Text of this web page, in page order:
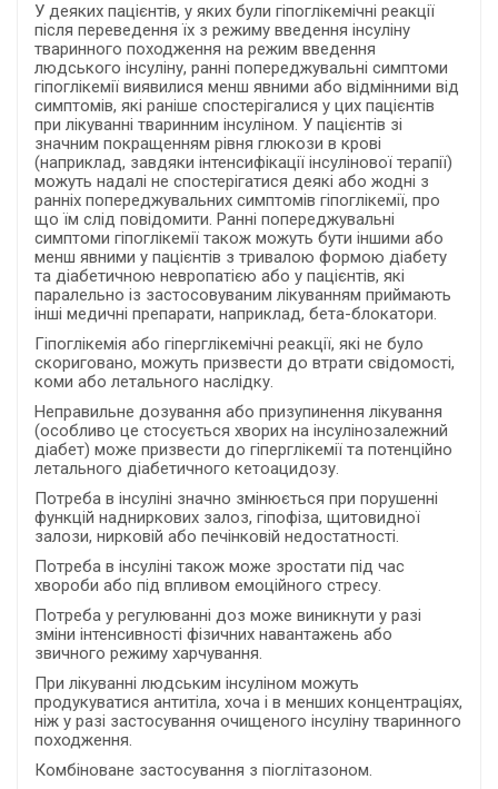
У деяких пацієнтів, у яких були гіпоглікемічні реакції
після переведення їх з режиму введення інсуліну
тваринного походження на режим введення
людського інсуліну, ранні попереджувальні симптоми
гіпоглікемії виявилися менш явними або відмінними від
симптомів, які раніше спостерігалися у цих пацієнтів
при лікуванні тваринним інсуліном. У пацієнтів зі
значним покращенням рівня глюкози в крові
(наприклад, завдяки інтенсифікації інсулінової терапії)
можуть надалі не спостерігатися деякі або жодні з
ранніх попереджувальних симптомів гіпоглікемії, про
що їм слід повідомити. Ранні попереджувальні
симптоми гіпоглікемії також можуть бути іншими або
менш явними у пацієнтів з тривалою формою діабету
та діабетичною невропатією або у пацієнтів, які
паралельно із застосовуваним лікуванням приймають
інші медичні препарати, наприклад, бета-блокатори.
Гіпоглікемія або гіперглікемічні реакції, які не було
скориговано, можуть призвести до втрати свідомості,
коми або летального наслідку.
Неправильне дозування або призупинення лікування
(особливо це стосується хворих на інсулінозалежний
діабет) може призвести до гіперглікемії та потенційно
летального діабетичного кетоацидозу.
Потреба в інсуліні значно змінюється при порушенні
функцій надниркових залоз, гіпофіза, щитовидної
залози, нирковій або печінковій недостатності.
Потреба в інсуліні також може зростати під час
хвороби або під впливом емоційного стресу.
Потреба у регулюванні доз може виникнути у разі
зміни інтенсивності фізичних навантажень або
звичного режиму харчування.
При лікуванні людським інсуліном можуть
продукуватися антитіла, хоча і в менших концентраціях,
ніж у разі застосування очищеного інсуліну тваринного
походження.
Комбіноване застосування з піоглітазоном.